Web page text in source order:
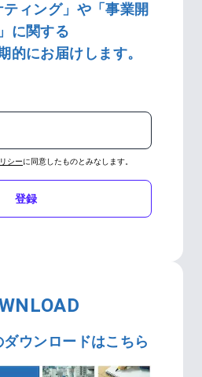
ティング」や「事業開
に関する
的にお届けします。
シーに同意したものとみなします。
登録
ウンロードはこちら